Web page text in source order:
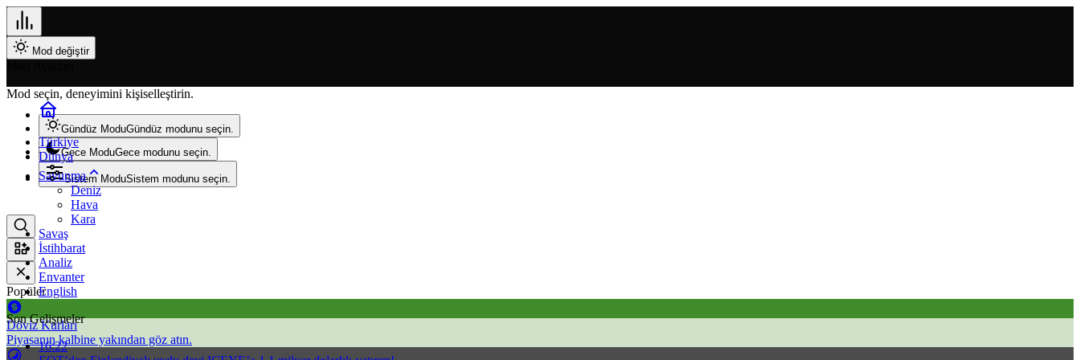
Mod değiştir
Mod seçin, deneyimini kişiselleştirin.
Gündüz ModuGündüz modunu seçin.
Gece ModuGece modunu seçin.
Sistem ModuSistem modunu seçin.
Popüler
Döviz Kurları
Piyasanın kalbine yakından göz atın.
Türkiye
Dünya
Savunma
Deniz
Hava
Kara
Savaş
İstihbarat
Analiz
Envanter
English
Son Gelişmeler
16:22